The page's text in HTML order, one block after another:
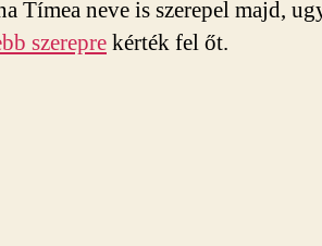
Tímea neve is szerepel majd,
szereprekérték fel őt.